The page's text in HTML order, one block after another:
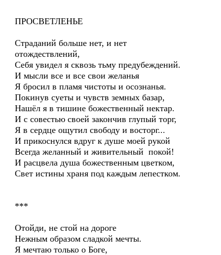
ПРОСВЕТЛЕНЬЕ
Страданий больше нет, и нет
отождествлений,
Себя увидел я сквозь тьму предубеждений.
И мысли все и все свои желанья
Я бросил в пламя чистоты и осознанья.
Покинув суеты и чувств земных базар,
Нашёл я в тишине божественный нектар.
И с совестью своей закончив глупый торг,
Я в сердце ощутил свободу и восторг...
И прикоснулся вдруг к душе моей рукой
Всегда желанный и живительный покой!
И расцвела душа божественным цветком,
Свет истины храня под каждым лепестком.
***
Отойди, не стой на дороге
Нежным образом сладкой мечты.
Я мечтаю только о Боге,